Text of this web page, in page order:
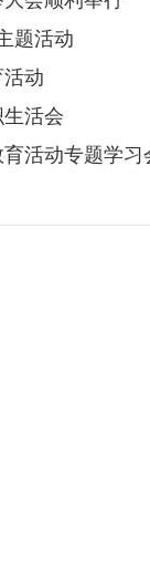
题活动
动
活会
活动专题学习